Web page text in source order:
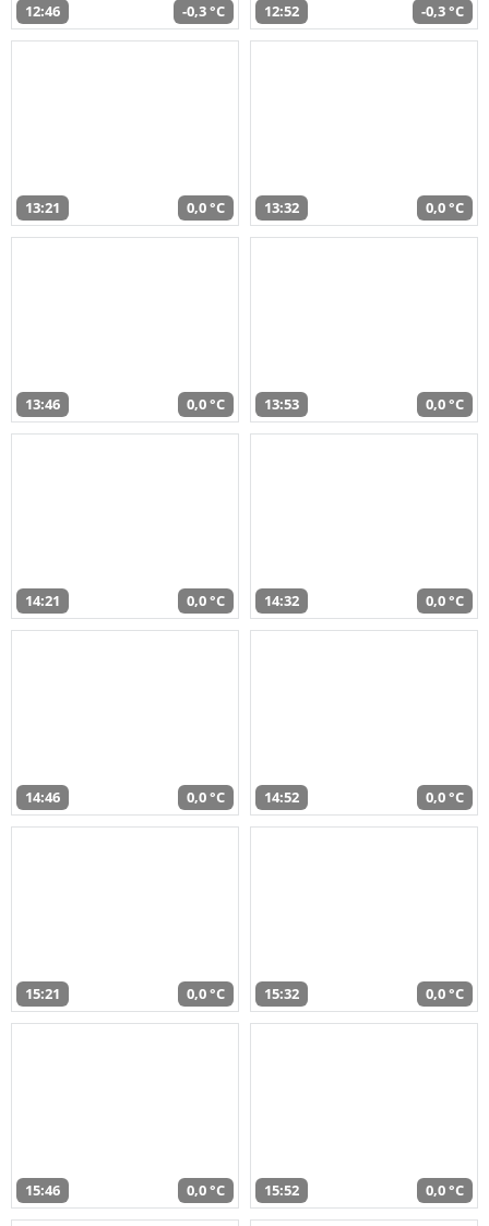
12:46 -0,3 °C 12:52 -0,3 °C
13:21 0,0 °C 13:32 0,0 °C
13:46 0,0 °C 13:53 0,0 °C
14:21 0,0 °C 14:32 0,0 °C
14:46 0,0 °C 14:52 0,0 °C
15:21 0,0 °C 15:32 0,0 °C
15:46 0,0 °C 15:52 0,0 °C